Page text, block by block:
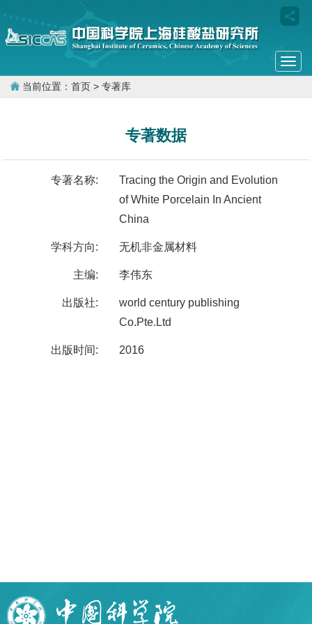
当前位置： 首页 > 专著库
专著数据
专著名称:
Tracing the Origin and Evolution
of White Porcelain In Ancient
China
学科方向: 无机非金属材料
主编: 李伟东
出版社:
world century publishing
Co.Pte.Ltd
出版时间: 2016